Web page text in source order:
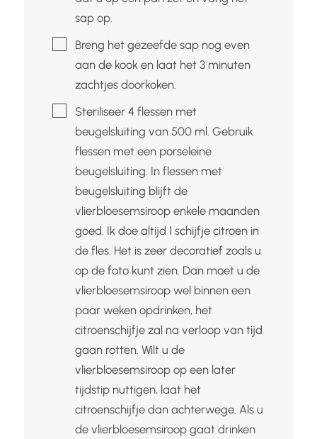
sap op.
▢Breng het gezeefde sap nog even
aan de kook en laat het 3 minuten
zachtjes doorkoken.
▢Steriliseer 4 flessen met
beugelsluiting van 500 ml. Gebruik
flessen met een porseleine
beugelsluiting. In flessen met
beugelsluiting blijft de
vlierbloesemsiroop enkele maanden
goed. Ik doe altijd 1 schijfje citroen in
de fles. Het is zeer decoratief zoals u
op de foto kunt zien. Dan moet u de
vlierbloesemsiroop wel binnen een
paar weken opdrinken, het
citroenschijfje zal na verloop van tijd
gaan rotten. Wilt u de
vlierbloesemsiroop op een later
tijdstip nuttigen, laat het
citroenschijfje dan achterwege. Als u
de vlierbloesemsiroop gaat drinken